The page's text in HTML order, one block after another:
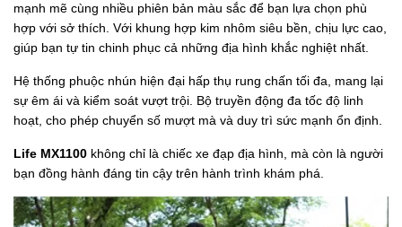
mạnh mẽ cùng nhiều phiên bản màu sắc để bạn lựa chọn phù
hợp với sở thích. Với khung hợp kim nhôm siêu bền, chịu lực cao,
giúp bạn tự tin chinh phục cả những địa hình khắc nghiệt nhất.
Hệ thống phuộc nhún hiện đại hấp thụ rung chấn tối đa, mang lại
sự êm ái và kiểm soát vượt trội. Bộ truyền động đa tốc độ linh
hoạt, cho phép chuyển số mượt mà và duy trì sức mạnh ổn định.
Life MX1100 không chỉ là chiếc xe đạp địa hình, mà còn là người
bạn đồng hành đáng tin cậy trên hành trình khám phá.